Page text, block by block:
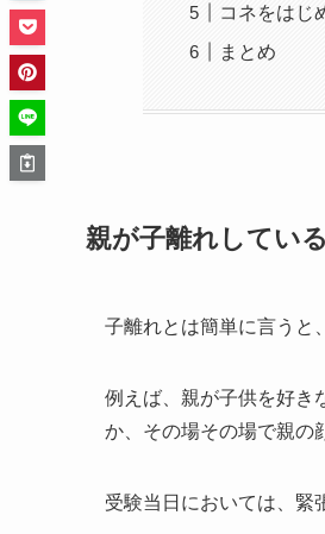
コネをはじ
まとめ
親が子離れしてい
子離れとは簡単に言うと、
例えば、親が子供を好き
か、その場その場で親の
受験当日においては、緊